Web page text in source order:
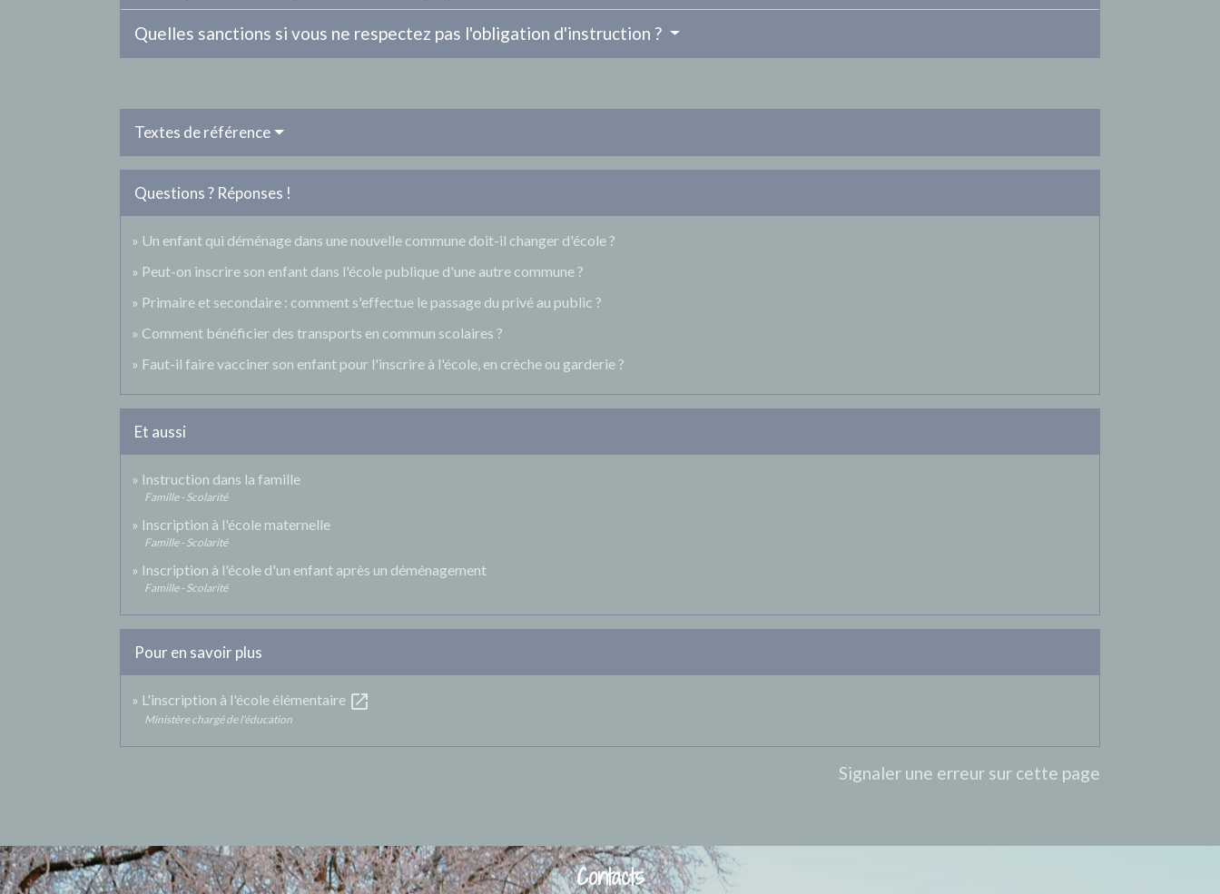
Quelles sanctions si vous ne respectez pas l'obligation d'instruction ?
Textes de référence
Questions ? Réponses !
Un enfant qui déménage dans une nouvelle commune doit-il changer d'école ?
Peut-on inscrire son enfant dans l'école publique d'une autre commune ?
Primaire et secondaire : comment s'effectue le passage du privé au public ?
Comment bénéficier des transports en commun scolaires ?
Faut-il faire vacciner son enfant pour l'inscrire à l'école, en crèche ou garderie ?
Et aussi
Instruction dans la famille
Famille - Scolarité
Inscription à l'école maternelle
Famille - Scolarité
Inscription à l'école d'un enfant après un déménagement
Famille - Scolarité
Pour en savoir plus
L'inscription à l'école élémentaire open_in_new
Ministère chargé de l'éducation
Signaler une erreur sur cette page
Contacts